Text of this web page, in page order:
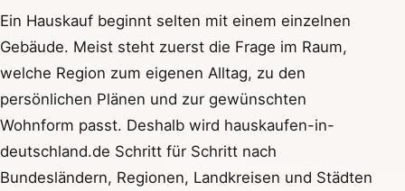
Ein Hauskauf beginnt selten mit einem einzelnen
Gebäude. Meist steht zuerst die Frage im Raum,
welche Region zum eigenen Alltag, zu den
persönlichen Plänen und zur gewünschten
Wohnform passt. Deshalb wird hauskaufen-in-
deutschland.de Schritt für Schritt nach
Bundesländern, Regionen, Landkreisen und Städten